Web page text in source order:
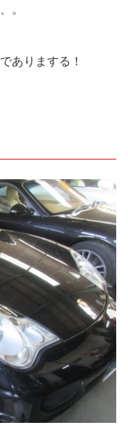
。
ありまする！